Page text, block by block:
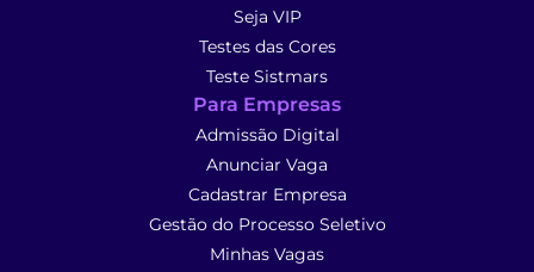
Seja VIP
Testes das Cores
Teste Sistmars
Para Empresas
Admissão Digital
Anunciar Vaga
Cadastrar Empresa
Gestão do Processo Seletivo
Minhas Vagas